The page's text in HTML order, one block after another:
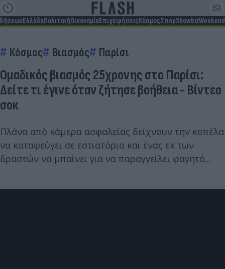
ΕλλάδαΠολιτικήΟικονομίαΕπιχειρήσειςΚόσμοςΣπορShowbizWeekend
Κόσμος Βιασμός Παρίσι
Ομαδικός βιασμός 25χρονης στο Παρίσι:
Δείτε τι έγινε όταν ζήτησε βοήθεια - Βίντεο
σοκ
Πλάνα από κάμερα ασφαλείας δείχνουν την κοπέλα
να καταφεύγει σε εστιατόριο και ένας εκ των
δραστών να μπαίνει για να παραγγείλει φαγητό...